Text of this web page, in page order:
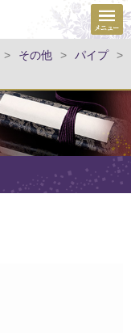
> その他 > パイプ
>